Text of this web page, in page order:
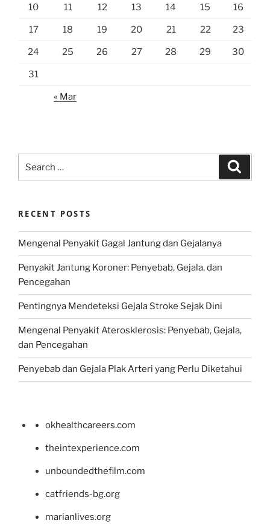
10 11 12 13 14 15 16
17 18 19 20 21 22 23
24 25 26 27 28 29 30
31
« Mar
for:
RECENT POSTS
Mengenal Penyakit Gagal Jantung dan Gejalanya
Penyakit Jantung Koroner: Penyebab, Gejala, dan
Pencegahan
Pentingnya Mendeteksi Gejala Stroke Sejak Dini
Mengenal Penyakit Aterosklerosis: Penyebab, Gejala,
dan Pencegahan
Penyebab dan Gejala Plak Arteri yang Perlu Diketahui
okhealthcareers.com
theintexperience.com
unboundedthefilm.com
catfriends-bg.org
marianlives.org